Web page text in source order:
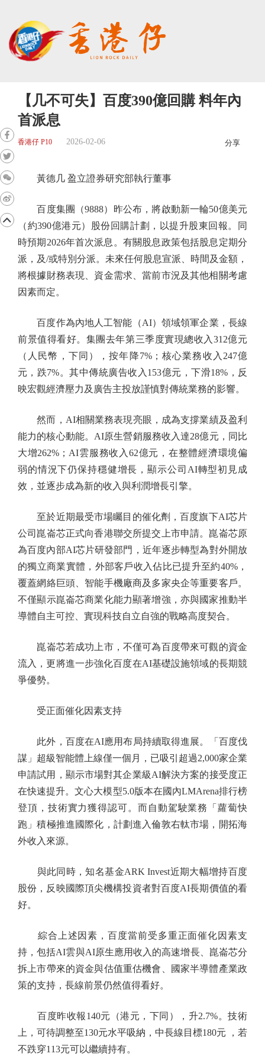
【几不可失】百度390億回購 料年內
首派息
香港仔 P10 2026-02-06 分享
黃德几 盈立證券研究部執行董事
百度集團（9888）昨公布，將啟動新一輪50億美元
（約390億港元）股份回購計劃，以提升股東回報。同
時預期2026年首次派息。有關股息政策包括股息定期分
派，及/或特別分派。未來任何股息宣派、時間及金額，
將根據財務表現、資金需求、當前市況及其他相關考慮
因素而定。
百度作為內地人工智能（AI）領域領軍企業，長線
前景值得看好。集團去年第三季度實現總收入312億元
（人民幣，下同），按年降7%；核心業務收入247億
元，跌7%。其中傳統廣告收入153億元，下滑18%，反
映宏觀經濟壓力及廣告主投放謹慎對傳統業務的影響。
然而，AI相關業務表現亮眼，成為支撐業績及盈利
能力的核心動能。AI原生營銷服務收入達28億元，同比
大增262%；AI雲服務收入62億元，在整體經濟環境偏
弱的情況下仍保持穩健增長，顯示公司AI轉型初見成
效，並逐步成為新的收入與利潤增長引擎。
至於近期最受市場矚目的催化劑，百度旗下AI芯片
公司崑崙芯正式向香港聯交所提交上市申請。崑崙芯原
為百度內部AI芯片研發部門，近年逐步轉型為對外開放
的獨立商業實體，外部客戶收入佔比已提升至約40%，
覆蓋網絡巨頭、智能手機廠商及多家央企等重要客戶。
不僅顯示崑崙芯商業化能力顯著增強，亦與國家推動半
導體自主可控、實現科技自立自強的戰略高度契合。
崑崙芯若成功上市，不僅可為百度帶來可觀的資金
流入，更將進一步強化百度在AI基礎設施領域的長期競
爭優勢。
受正面催化因素支持
此外，百度在AI應用布局持續取得進展。「百度伐
謀」超級智能體上線僅一個月，已吸引超過2,000家企業
申請試用，顯示市場對其企業級AI解決方案的接受度正
在快速提升。文心大模型5.0版本在國內LMArena排行榜
登頂，技術實力獲得認可。而自動駕駛業務「蘿蔔快
跑」積極推進國際化，計劃進入倫敦右軚市場，開拓海
外收入來源。
與此同時，知名基金ARK Invest近期大幅增持百度
股份，反映國際頂尖機構投資者對百度AI長期價值的看
好。
綜合上述因素，百度當前受多重正面催化因素支
持，包括AI雲與AI原生應用收入的高速增長、崑崙芯分
拆上市帶來的資金與估值重估機會、國家半導體產業政
策的支持，長線前景仍然值得看好。
百度昨收報140元（港元，下同），升2.7%。技術
上，可待調整至130元水平吸納，中長線目標180元 ，若
不跌穿113元可以繼續持有。